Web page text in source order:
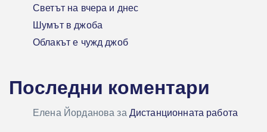
Светът на вчера и днес
Шумът в джоба
Облакът е чужд джоб
Последни коментари
Елена ЙордановазаДистанционната работа